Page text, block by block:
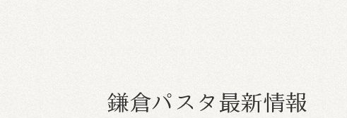
鎌倉パ ス タ 最新情報